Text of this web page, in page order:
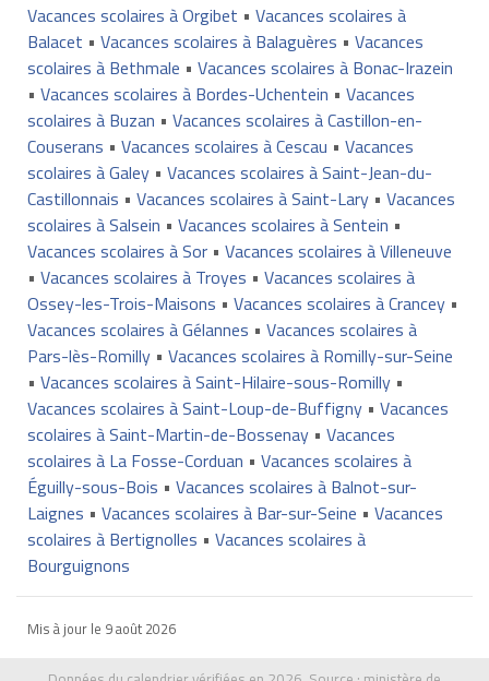
Vacances scolaires à Orgibet • Vacances scolaires à
Balacet • Vacances scolaires à Balaguères • Vacances
scolaires à Bethmale • Vacances scolaires à Bonac-Irazein
• Vacances scolaires à Bordes-Uchentein • Vacances
scolaires à Buzan • Vacances scolaires à Castillon-en-
Couserans • Vacances scolaires à Cescau • Vacances
scolaires à Galey• Vacances scolaires à Saint-Jean-du-
Castillonnais • Vacances scolaires à Saint-Lary• Vacances
scolaires à Salsein • Vacances scolaires à Sentein •
Vacances scolaires à Sor• Vacances scolaires à Villeneuve
• Vacances scolaires à Troyes • Vacances scolaires à
Ossey-les-Trois-Maisons • Vacances scolaires à Crancey•
Vacances scolaires à Gélannes • Vacances scolaires à
Pars-lès-Romilly• Vacances scolaires à Romilly-sur-Seine
• Vacances scolaires à Saint-Hilaire-sous-Romilly•
Vacances scolaires à Saint-Loup-de-Buffigny• Vacances
scolaires à Saint-Martin-de-Bossenay• Vacances
scolaires à La Fosse-Corduan • Vacances scolaires à
Éguilly-sous-Bois • Vacances scolaires à Balnot-sur-
Laignes • Vacances scolaires à Bar-sur-Seine • Vacances
scolaires à Bertignolles • Vacances scolaires à
Bourguignons
Mis à jour le 9 août 2026